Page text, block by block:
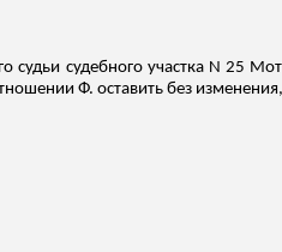
судьи судебного участка N 25
Ф. оставить без